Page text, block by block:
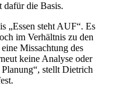
dafür die Basis.
„Essen steht AUF“. Es
im Verhältnis zu den
Missachtung des
keine Analyse oder
stellt Dietrich